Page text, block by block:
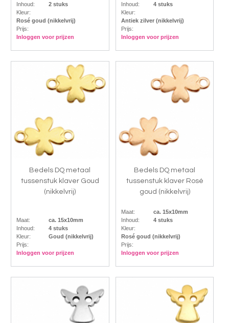
Inhoud:
2 stuks
Kleur:
Rosé goud (nikkelvrij)
Prijs:
Inloggen voor prijzen
Inhoud:
4 stuks
Kleur:
Antiek zilver (nikkelvrij)
Prijs:
Inloggen voor prijzen
Bedels DQ metaal
tussenstuk klaver Goud
(nikkelvrij)
Maat:
ca. 15x10mm
Inhoud:
4 stuks
Kleur:
Goud (nikkelvrij)
Prijs:
Inloggen voor prijzen
Bedels DQ metaal
tussenstuk klaver Rosé
goud (nikkelvrij)
Maat:
ca. 15x10mm
Inhoud:
4 stuks
Kleur:
Rosé goud (nikkelvrij)
Prijs:
Inloggen voor prijzen